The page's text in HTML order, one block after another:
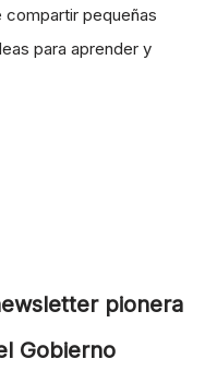
compartir pequeñas
para aprender y
pionera
Gobierno